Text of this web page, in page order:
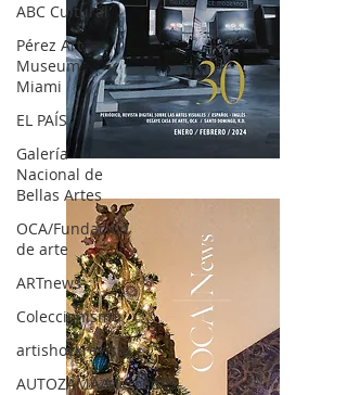
ABC Cultural
Pérez Art
Museum
Miami
EL PAÍS
Galería
Nacional de
Bellas Artes
OCA/Fundación
de arte
ARTnews
Coleccionismo
artishockrevista
AUTOZAMA/Mercedes-
OCA|News 30 /Enero-Febrero / 2024